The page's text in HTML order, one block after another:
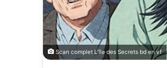
Scan complet L'île des Secrets bd en vf